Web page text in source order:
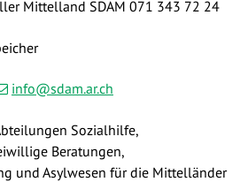
Mittelland SDAM 071 343 72 24
info@sdam.ar.ch
Sozialhilfe,
Beratungen,
und Asylwesen für die Mittelländer